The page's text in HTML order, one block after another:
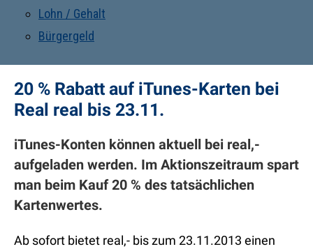
Lohn / Gehalt
Bürgergeld
20 % Rabatt auf iTunes-Karten bei
Real real bis 23.11.
iTunes-Konten können aktuell bei real,-
aufgeladen werden. Im Aktionszeitraum spart
man beim Kauf 20 % des tatsächlichen
Kartenwertes.
Ab sofort bietet real,- bis zum 23.11.2013 einen